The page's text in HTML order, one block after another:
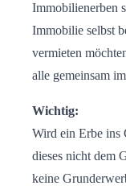
Immobilienerben
Immobilie selbst
vermieten
alle gemeinsam
Wichtig:
Wird ein Erbe ins
dieses nicht dem
keine